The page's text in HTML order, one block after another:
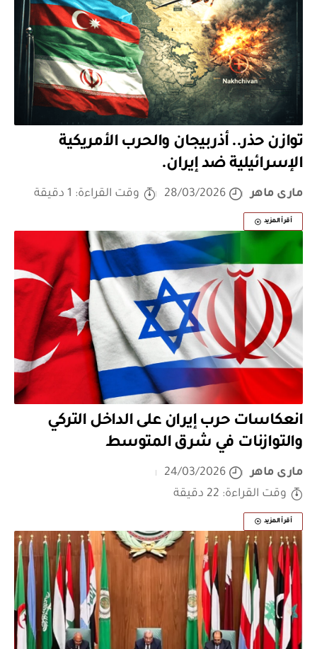
توازن حذر.. أذربيجان والحرب الأمريكية
الإسرائيلية ضد إيران.
مارى ماهر 28/03/2026 وقت القراءة: 1 دقيقة
أقرأ المزيد
انعكاسات حرب إيران على الداخل التركي
والتوازنات في شرق المتوسط
مارى ماهر
24/03/2026
وقت القراءة: 22 دقيقة
أقرأ المزيد